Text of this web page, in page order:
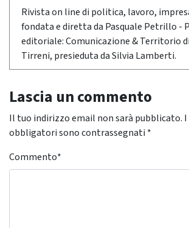
Rivista on line di politica, lavoro,
fondata e diretta da Pasquale Petrillo -
editoriale: Comunicazione & Territorio
Tirreni, presieduta da Silvia Lamberti.
Lascia un commento
Il tuo indirizzo email non sarà pubblicato.
obbligatori sono contrassegnati *
Commento*